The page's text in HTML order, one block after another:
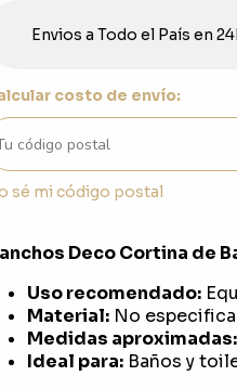
Envios a Todo el País en
costo de envío:
sé mi código postal
Deco Cortina de
Uso recomendado:
Material:No
Medidas aproximadas:
Ideal para:Baños y